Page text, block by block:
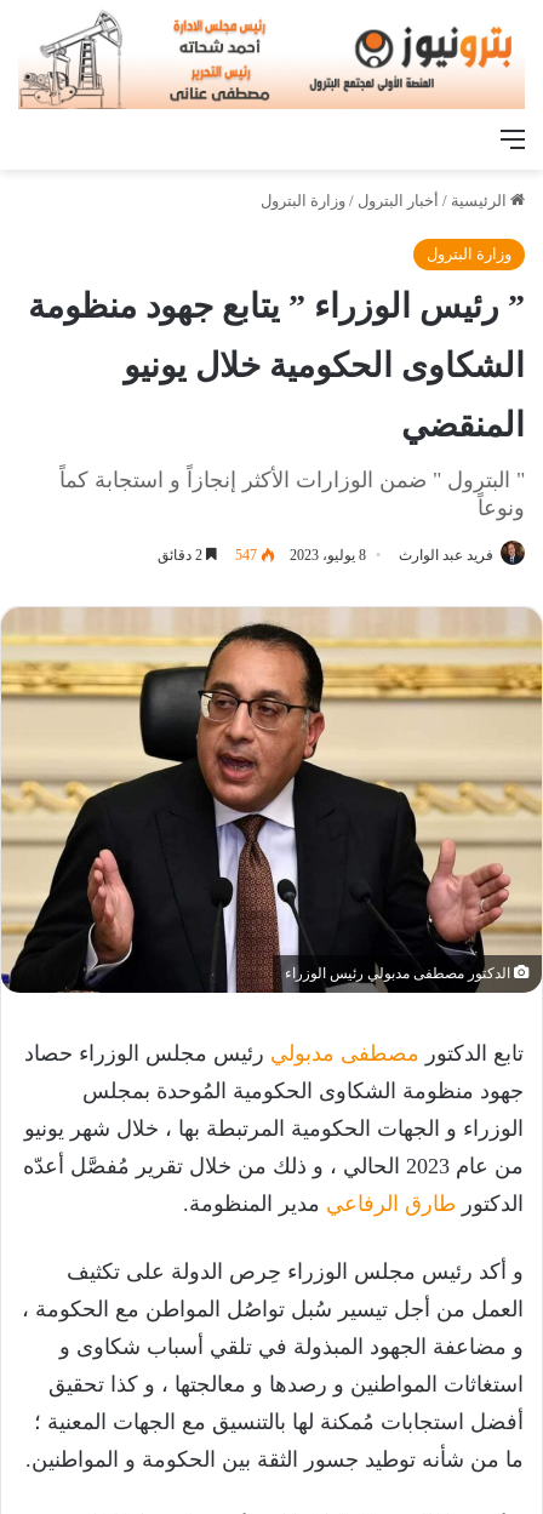
القائمة
الرئيسية / أخبار البترول / وزارة البترول
وزارة البترول
” رئيس الوزراء ” يتابع جهود منظومة
الشكاوى الحكومية خلال يونيو
المنقضي
" البترول " ضمن الوزارات الأكثر إنجازاً و استجابة كماً
ونوعاً
فريد عبد الوارث 8 يوليو، 2023 547
الدكتور مصطفى مدبولي رئيس الوزراء
تابع الدكتور مصطفى مدبولي رئيس مجلس الوزراء حصاد
جهود منظومة الشكاوى الحكومية المُوحدة بمجلس
الوزراء و الجهات الحكومية المرتبطة بها ، خلال شهر يونيو
من عام 2023 الحالي ، و ذلك من خلال تقرير مُفصَّل أعدّه
الدكتور طارق الرفاعي مدير المنظومة.
و أكد رئيس مجلس الوزراء حِرص الدولة على تكثيف
العمل من أجل تيسير سُبل تواصُل المواطن مع الحكومة ،
و مضاعفة الجهود المبذولة في تلقي أسباب شكاوى و
استغاثات المواطنين و رصدها و معالجتها ، و كذا تحقيق
أفضل استجابات مُمكنة لها بالتنسيق مع الجهات المعنية ؛
ما من شأنه توطيد جسور الثقة بين الحكومة و المواطنين.